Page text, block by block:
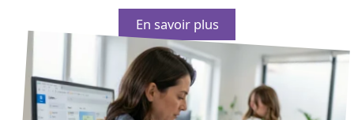
En savoir plus